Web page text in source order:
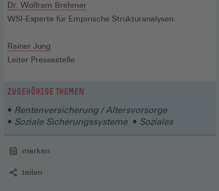
Dr. Wolfram Brehmer
WSI-Experte für Empirische Strukturanalysen
Rainer Jung
Leiter Pressestelle
ZUGEHÖRIGE THEMEN
Rentenversicherung / Altersvorsorge
Soziale Sicherungssysteme
Soziales
merken
teilen